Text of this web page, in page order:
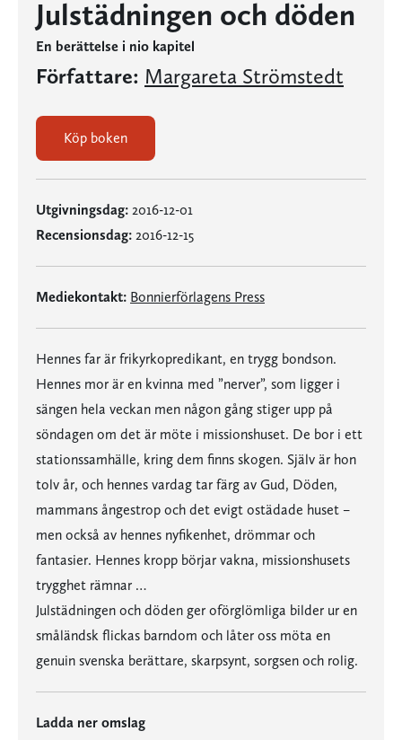
Julstädningen och döden
En berättelse i nio kapitel
Författare: Margareta Strömstedt
Köp boken
Utgivningsdag: 2016-12-01
Recensionsdag: 2016-12-15
Mediekontakt: Bonnierförlagens Press
Hennes far är frikyrkopredikant, en trygg bondson.
Hennes mor är en kvinna med ”nerver”, som ligger i
sängen hela veckan men någon gång stiger upp på
söndagen om det är möte i missionshuset. De bor i ett
stationssamhälle, kring dem finns skogen. Själv är hon
tolv år, och hennes vardag tar färg av Gud, Döden,
mammans ångestrop och det evigt ostädade huset –
men också av hennes nyfikenhet, drömmar och
fantasier. Hennes kropp börjar vakna, missionshusets
trygghet rämnar …
Julstädningen och döden ger oförglömliga bilder ur en
småländsk flickas barndom och låter oss möta en
genuin svenska berättare, skarpsynt, sorgsen och rolig.
Ladda ner omslag